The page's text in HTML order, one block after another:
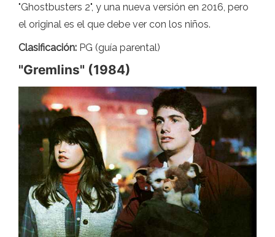
"Ghostbusters 2", y una nueva versión en 2016, pero
el original es el que debe ver con los niños.
Clasificación: PG (guía parental)
"Gremlins" (1984)